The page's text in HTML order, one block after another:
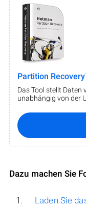
Partition
Das Tool stellt Daten
unabhängig von der
Dazu machen Sie
Laden Sie